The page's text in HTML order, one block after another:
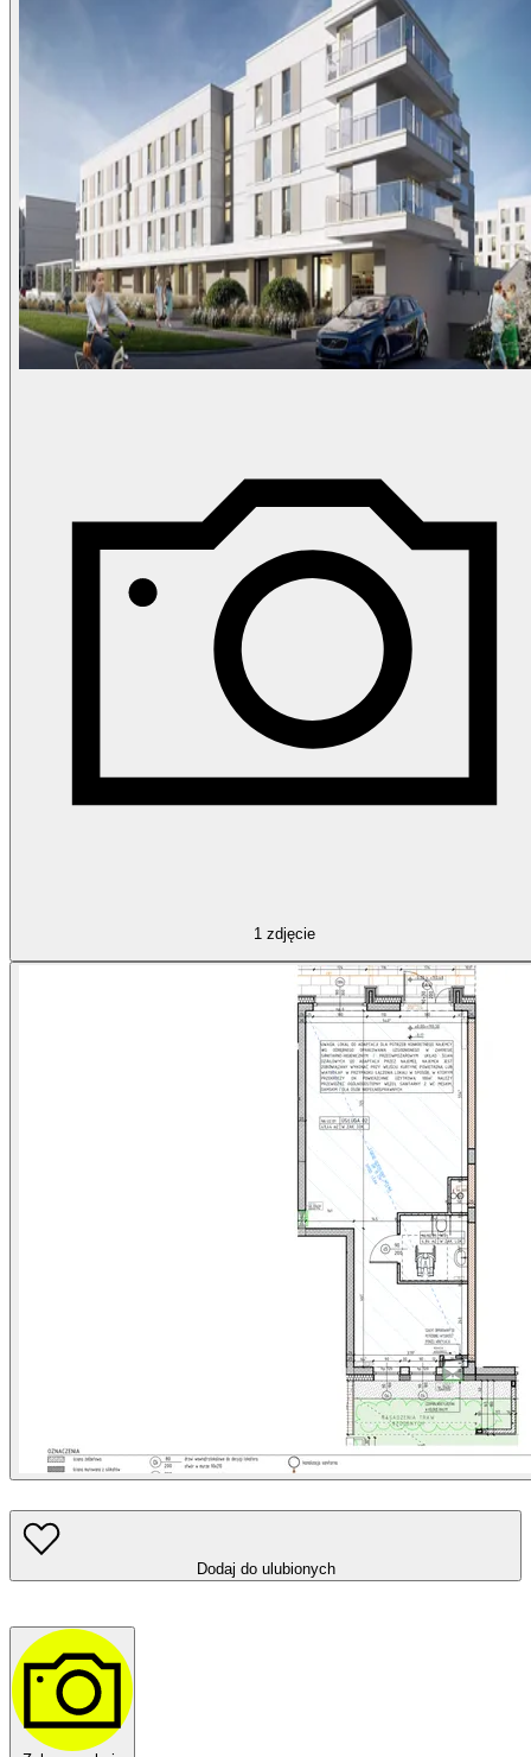
1 zdjęcie
Dodaj do ulubionych